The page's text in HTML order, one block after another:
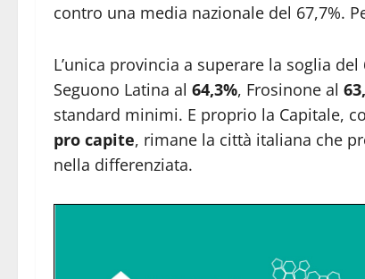
contro una media nazionale del 67,7%.
L’unica provincia a superare la soglia
Seguono Latina al 64,3%, Frosinone al
standard minimi. E proprio la Capitale,
pro capite, rimane la città italiana che
nella differenziata.